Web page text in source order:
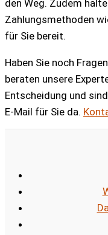
den Weg. Zudem
Zahlungsmethoden
für Sie bereit.
Haben Sie noch
beraten unsere
Entscheidung und
E-Mail für Sie da.